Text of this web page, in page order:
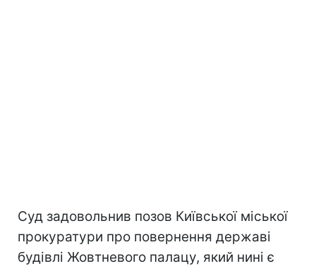
Суд задовольнив позов Київської міської
прокуратури про повернення державі
будівлі Жовтневого палацу, який нині є